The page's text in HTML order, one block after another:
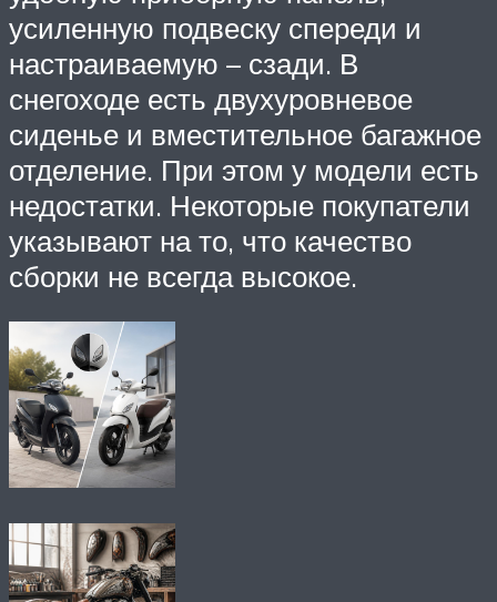
усиленную подвеску спереди и
настраиваемую – сзади. В
снегоходе есть двухуровневое
сиденье и вместительное багажное
отделение. При этом у модели есть
недостатки. Некоторые покупатели
указывают на то, что качество
сборки не всегда высокое.